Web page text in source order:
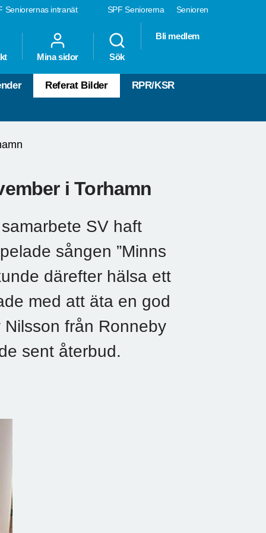
SPF Seniorerna Senioren
Seniorernas intranät
Mina sidor Sök
Bli medlem
Referat Bilder RPR/KSR
i Torhamn
SV haft
sången ”Minns
därefter hälsa ett
med att äta en god
från Ronneby
sent återbud.